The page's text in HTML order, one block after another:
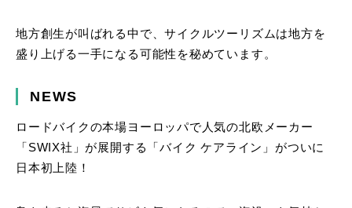
地方創生が叫ばれる中で、サイクルツーリズムは地方を
盛り上げる一手になる可能性を秘めています。
NEWS
ロードバイクの本場ヨーロッパで人気の北欧メーカー
「SWIX社」が展開する「バイク ケアライン」がついに
日本初上陸！